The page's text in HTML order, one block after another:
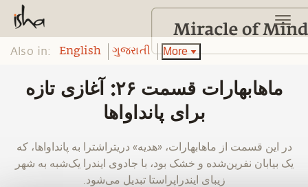
Also in: English ગુજરાતી More
ماهابهارات قسمت ۲۶: آغازی تازه
برای پانداواها
‫در این قسمت از ماهابهارات، «هدیه» دریتراشترا به پانداواها، که
یک بیابان نفرین‌شده و خشک بود، با جادوی ایندرا یک‌شبه به شهر
زیبای ایندراپراستا تبدیل می‌شود.